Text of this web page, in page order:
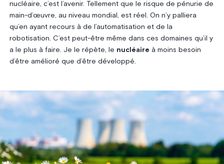
nucléaire, c’est l’avenir. Tellement que le risque de pénurie de
main-d’œuvre, au niveau mondial, est réel. On n’y palliera
qu’en ayant recours à de l’automatisation et de la
robotisation. C’est peut-être même dans ces domaines qu’il y
a le plus à faire. Je le répète, le nucléaire à moins besoin
d’être amélioré que d’être développé.